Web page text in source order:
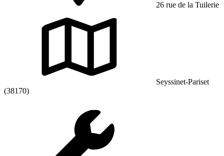
26 rue de la Tuilerie
Seyssinet-Pariset
(38170)